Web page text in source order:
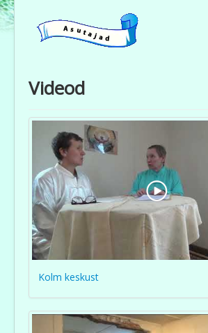
Projektid ja seminarid
Sõbrad ja sponsorid
Looming
Videod
Videod
Kolm keskust